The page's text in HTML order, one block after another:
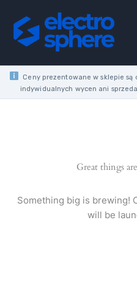
content
Ceny prezentowane w sklepie
indywidualnych wycen ani
Great things
Something big is brewing!
will be
switch,
IP44,
black,
quantity